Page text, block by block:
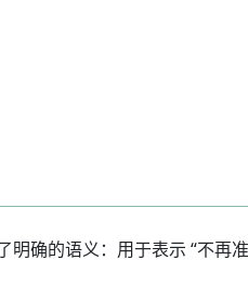
确的语义：用于表示 “不再